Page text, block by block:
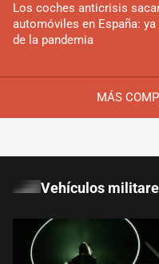
MÁS
Los coches anticrisis
automóviles en España:
de la pandemia
Vehículos